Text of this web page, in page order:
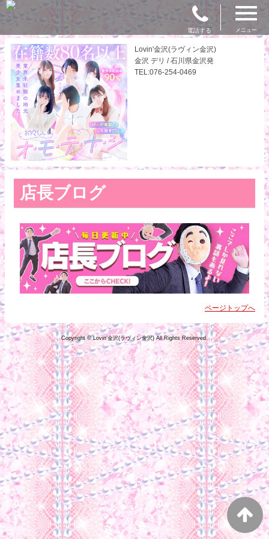
電話する メニュー
Lovin'金沢(ラヴィン金沢)
金沢 デリ / 石川県金沢発
TEL:076-254-0469
店長ブログ
ページトップへ
Copyright © Lovin’金沢(ラヴィン金沢) All Rights Reserved.